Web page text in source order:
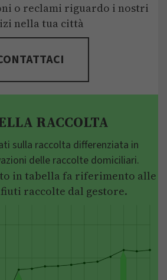
o reclami riguardo i nostri
nella tua città
RACCOLTA
sulla raccolta differenziata in
delle raccolte domiciliari.
in tabella fa riferimento alle
raccolte dal gestore.